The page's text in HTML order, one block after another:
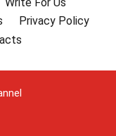
Privacy Policy